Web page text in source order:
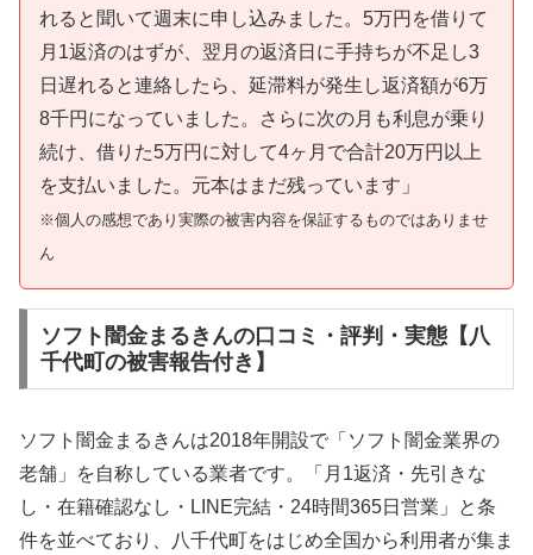
れると聞いて週末に申し込みました。5万円を借りて
月1返済のはずが、翌月の返済日に手持ちが不足し3
日遅れると連絡したら、延滞料が発生し返済額が6万
8千円になっていました。さらに次の月も利息が乗り
続け、借りた5万円に対して4ヶ月で合計20万円以上
を支払いました。元本はまだ残っています」
※個人の感想であり実際の被害内容を保証するものではありませ
ん
ソフト闇金まるきんの口コミ・評判・実態【八
千代町の被害報告付き】
ソフト闇金まるきんは2018年開設で「ソフト闇金業界の
老舗」を自称している業者です。「月1返済・先引きな
し・在籍確認なし・LINE完結・24時間365日営業」と条
件を並べており、八千代町をはじめ全国から利用者が集ま